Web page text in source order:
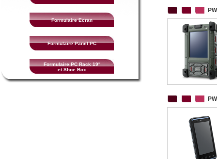
Formulaire Ecran
Formulaire Panel PC
Formulaire PC Rack 19''
et Shoe Box